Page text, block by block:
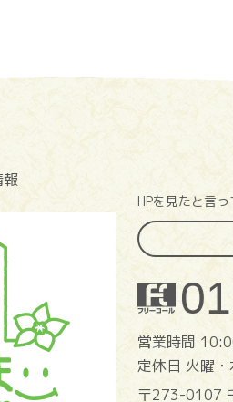
HPを見たと言
営業時間
定休日 火曜・
〒273-0107